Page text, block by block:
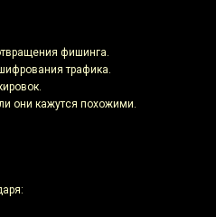
фишинга.
трафика.
они кажутся похожими.